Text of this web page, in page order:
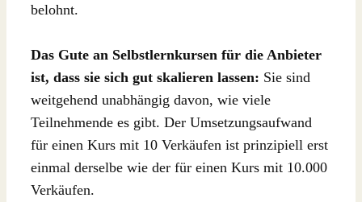
belohnt.
Das Gute an Selbstlernkursen für die Anbieter
ist, dass sie sich gut skalieren lassen: Sie sind
weitgehend unabhängig davon, wie viele
Teilnehmende es gibt. Der Umsetzungsaufwand
für einen Kurs mit 10 Verkäufen ist prinzipiell erst
einmal derselbe wie der für einen Kurs mit 10.000
Verkäufen.